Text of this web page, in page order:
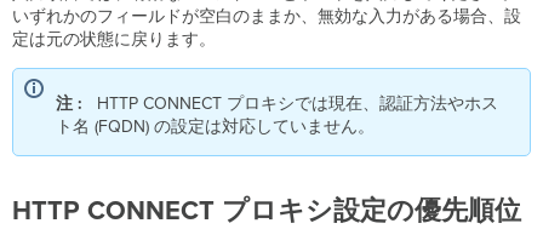
いずれかのフィールドが空白のままか、無効な入力がある場合、設
定は元の状態に戻ります。
注 :
HTTP CONNECT プロキシでは現在、認証方法やホス
ト名 (FQDN) の設定は対応していません。
HTTP CONNECT プロキシ設定の優先順位